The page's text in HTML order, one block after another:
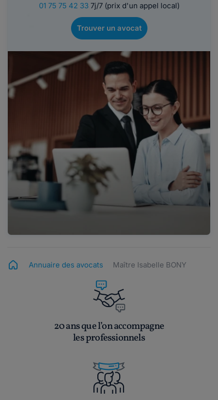
01 75 75 42 337j/7 (prix d'un appel local)
Trouver un avocat
Annuaire des avocats Maître Isabelle BONY
20 ans que l’on accompagne
les professionnels